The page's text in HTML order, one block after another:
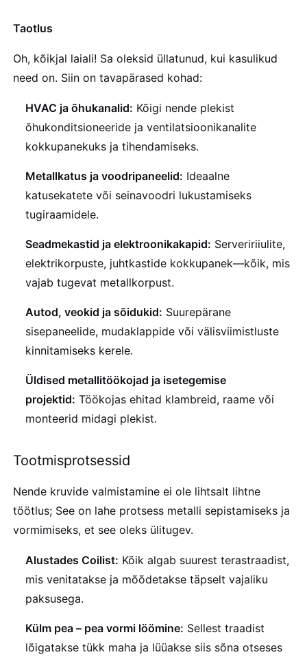
Taotlus
Oh, kõikjal laiali! Sa oleksid üllatunud, kui kasulikud
need on. Siin on tavapärased kohad:
HVAC ja õhukanalid: Kõigi nende plekist
õhukonditsioneeride ja ventilatsioonikanalite
kokkupanekuks ja tihendamiseks.
Metallkatus ja voodripaneelid: Ideaalne
katusekatete või seinavoodri lukustamiseks
tugiraamidele.
Seadmekastid ja elektroonikakapid: Serveririiulite,
elektrikorpuste, juhtkastide kokkupanek—kõik, mis
vajab tugevat metallkorpust.
Autod, veokid ja sõidukid: Suurepärane
sisepaneelide, mudaklappide või välisviimistluste
kinnitamiseks kerele.
Üldised metallitöökojad ja isetegemise
projektid: Töökojas ehitad klambreid, raame või
monteerid midagi plekist.
Tootmisprotsessid
Nende kruvide valmistamine ei ole lihtsalt lihtne
töötlus; See on lahe protsess metalli sepistamiseks ja
vormimiseks, et see oleks ülitugev.
Alustades Coilist: Kõik algab suurest terastraadist,
mis venitatakse ja mõõdetakse täpselt vajaliku
paksusega.
Külm pea – pea vormi löömine: Sellest traadist
lõigatakse tükk maha ja lüüakse siis sõna otseses